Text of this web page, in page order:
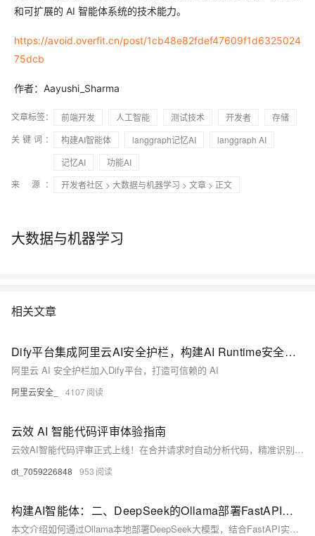
和可扩展的 AI 智能体系统的技术能力。
https://avoid.overfit.cn/post/1cb48e82fdef47609f1d6325024
75dcb
作者：Aayushi_Sharma
文章标签： 前端开发 人工智能 测试技术 开发者
存储
关键词：
构建AI智能体 langgraph记忆AI
langgraph AI
记忆AI
功能AI
来 源：
开发者社区 > 大数据与机器学习 > 文章 > 正文
大数据与机器学习
相关文章
Dify平台集成阿里云AI安全护栏，构建AI Runtime安全防线
阿里云 AI 安全护栏加入Dify平台，打造可信赖的 AI
阿里云安全_ 4107
云效 AI 智能代码评审体验指南
云效AI智能代码评审正式上线！在合并请求时自动分析代码，精准识别问题，提升交付效率与质量。支持自定义规则、多语言评审，助力研发效能升级。立即体验AI驱动的代码评审革新，让AI成为你的代码质量伙伴！
dt_7059226848 953
构建AI智能体：二、DeepSeek的Ollama部署FastAPI封装调用
本文介绍如何通过Ollama本地部署DeepSeek大模型，结合FastAPI实现API接口调用。涵盖Ollama安装、路径迁移、模型下载运行及REST API封装全过程，助力快速构建可扩展的AI应用服务。